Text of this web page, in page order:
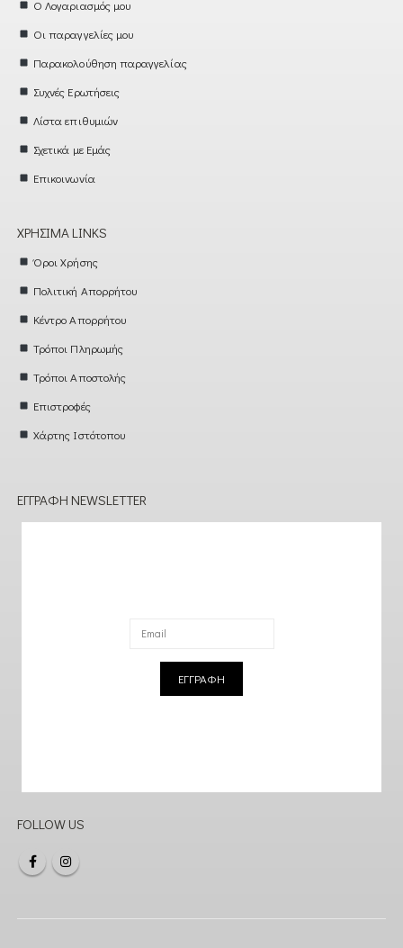
Ο Λογαριασμός μου
Οι παραγγελίες μου
Παρακολούθηση παραγγελίας
Συχνές Ερωτήσεις
Λίστα επιθυμιών
Σχετικά με Εμάς
Επικοινωνία
ΧΡΉΣΙΜΑ LINKS
Όροι Χρήσης
Πολιτική Απορρήτου
Κέντρο Απορρήτου
Τρόποι Πληρωμής
Τρόποι Αποστολής
Επιστροφές
Χάρτης Ιστότοπου
ΕΓΓΡΑΦΉ NEWSLETTER
ΕΓΓΡΑΦΗ
FOLLOW US